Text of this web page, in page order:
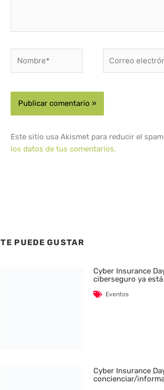
electrónico*
Este sitio usa Akismet para reducir el
los datos de tus comentarios.
TE PUEDE GUSTAR
Cyber Insurance
ciberseguro ya
Eventos
Cyber Insurance
concienciar/